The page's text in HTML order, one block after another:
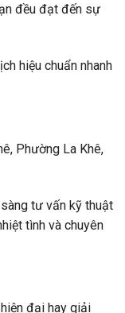
đều đạt đến sự
hiệu chuẩn nhanh
Phường La Khê,
tư vấn kỹ thuật
tình và chuyên
đại hay giải